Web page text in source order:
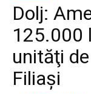
Dolj:
125.000
unităţi
Filiaşi